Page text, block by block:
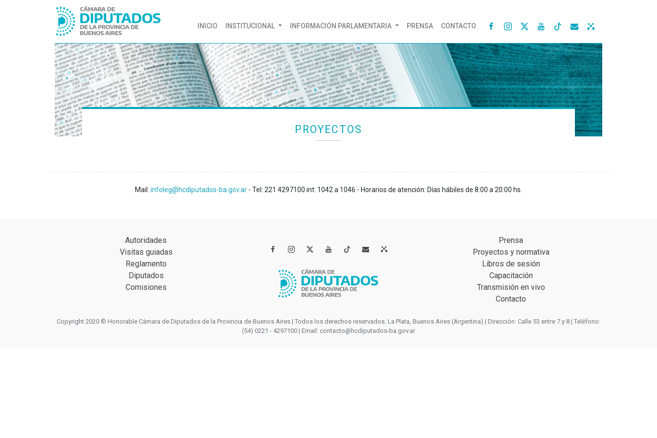
INICIO (CURRENT)
INSTITUCIONAL INFORMACIÓN PARLAMENTARIA PRENSA CONTACTO    
PROYECTOS
Mail: infoleg@hcdiputados-ba.gov.ar - Tel: 221 4297100 int: 1042 a 1046 - Horarios de atención: Días hábiles de 8:00 a 20:00 hs.
Autoridades
Visitas guiadas
Reglamento
Diputados
Comisiones
   
Prensa
Proyectos y normativa
Libros de sesión
Capacitación
Transmisión en vivo
Contacto
Copyright 2020 © Honorable Cámara de Diputados de la Provincia de Buenos Aires | Todos los derechos reservados. La Plata, Buenos Aires (Argentina) | Dirección: Calle 53 entre 7 y 8 | Teléfono:
(54) 0221 - 4297100 | Email: contacto@hcdiputados-ba.gov.ar